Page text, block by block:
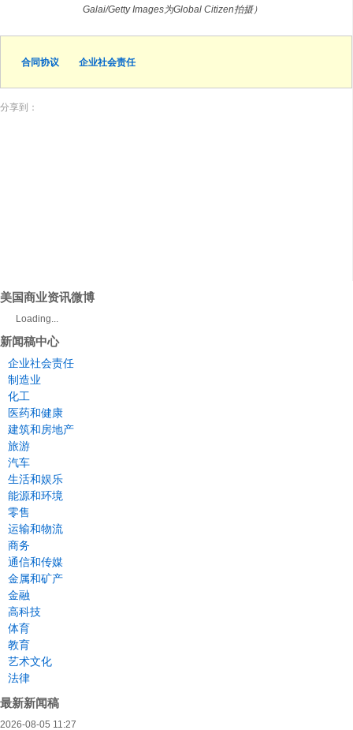
Galai/Getty Images为Global Citizen拍摄）
合同协议 企业社会责任
分享到：
美国商业资讯微博
Loading...
新闻稿中心
企业社会责任
制造业
化工
医药和健康
建筑和房地产
旅游
汽车
生活和娱乐
能源和环境
零售
运输和物流
商务
通信和传媒
金属和矿产
金融
高科技
体育
教育
艺术文化
法律
最新新闻稿
2026-08-05 11:27